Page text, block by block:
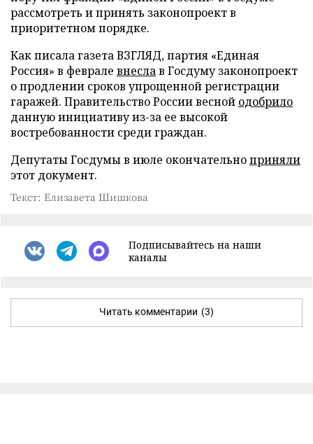
рассмотреть и принять законопроект в
приоритетном порядке.
Как писала газета ВЗГЛЯД, партия «Единая
Россия» в феврале внеслав Госдуму законопроект
о продлении сроков упрощенной регистрации
гаражей. Правительство России весной одобрило
данную инициативу из-за ее высокой
востребованности среди граждан.
Депутаты Госдумы в июле окончательноприняли
этот документ.
Текст: Елизавета Шишкова
Подписывайтесь на наши
каналы
Читать комментарии (3)